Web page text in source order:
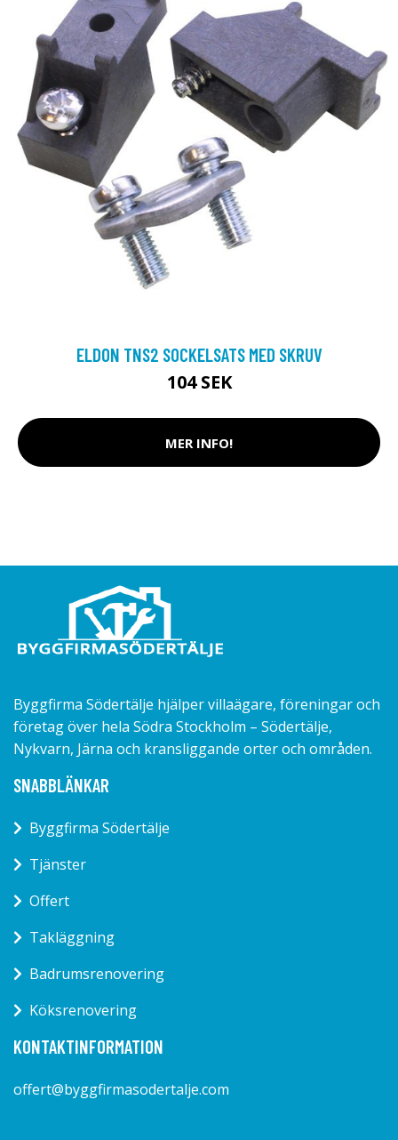
ELDON TNS2 SOCKELSATS MED SKRUV
104 SEK
MER INFO!
Byggfirma Södertälje hjälper villaägare, föreningar och
företag över hela Södra Stockholm – Södertälje,
Nykvarn, Järna och kransliggande orter och områden.
SNABBLÄNKAR
Byggfirma Södertälje
Tjänster
Offert
Takläggning
Badrumsrenovering
Köksrenovering
KONTAKTINFORMATION
offert@byggfirmasodertalje.com